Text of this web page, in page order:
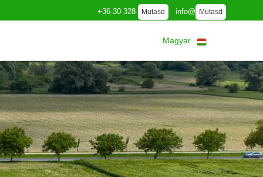
+36-30-328- Mutasd info@ Mutasd
Magyar